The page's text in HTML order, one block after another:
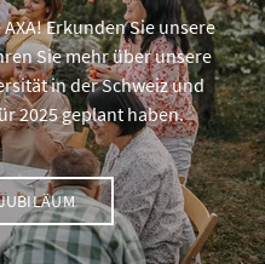
Erkunden Sie unsere
Sie mehr über unsere
in der Schweiz und
2025 geplant haben.